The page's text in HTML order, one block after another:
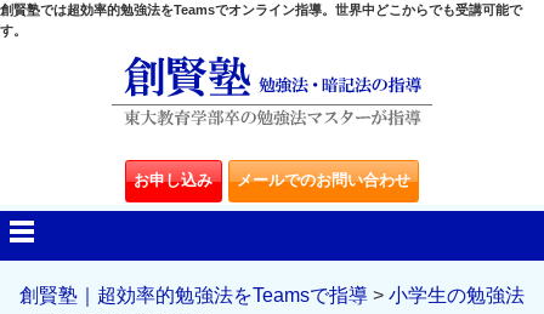
創賢塾では超効率的勉強法をTeamsでオンライン指導。世界中どこからでも受講可能で
す。
お申し込み メールでのお問い合わせ
創賢塾｜超効率的勉強法をTeamsで指導 > 小学生の勉強法